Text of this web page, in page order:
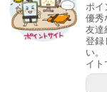
ポイ
優秀
友達
登録
い。
イト